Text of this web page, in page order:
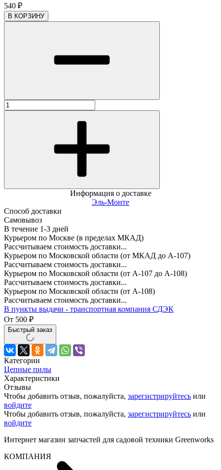
540 ₽
В КОРЗИНУ
Информация о доставке
Эль-Монте
Способ доставки
Самовывоз
В течение 1-3 дней
Курьером по Москве (в пределах МКАД)
Рассчитываем стоимость доставки...
Курьером по Московской области (от МКАД до А-107)
Рассчитываем стоимость доставки...
Курьером по Московской области (от А-107 до А-108)
Рассчитываем стоимость доставки...
Курьером по Московской области (от А-108)
Рассчитываем стоимость доставки...
В пункты выдачи - транспортная компания СДЭК
От 500 ₽
Быстрый заказ
Категории
Цепные пилы
Характеристики
Отзывы
Чтобы добавить отзыв, пожалуйста, зарегистрируйтесь или
войдите
Чтобы добавить отзыв, пожалуйста, зарегистрируйтесь или
войдите
Интернет магазин запчастей для садовой техники Greenworks
КОМПАНИЯ